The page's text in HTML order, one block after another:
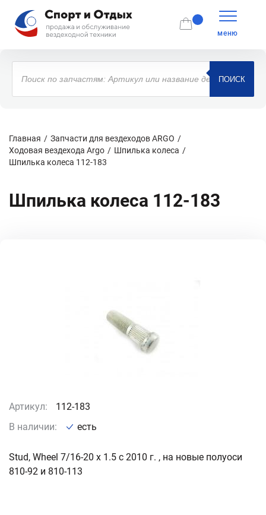
меню
Поиск
товаров
ПОИСК
Главная
Запчасти для вездеходов ARGO
Ходовая вездехода Argo
Шпилька колеса
Шпилька колеса 112-183
Шпилька колеса 112-183
Артикул:
112-183
В наличии:
есть
Stud, Wheel 7/16-20 x 1.5 c 2010 г. , на новые полуоси
810-92 и 810-113